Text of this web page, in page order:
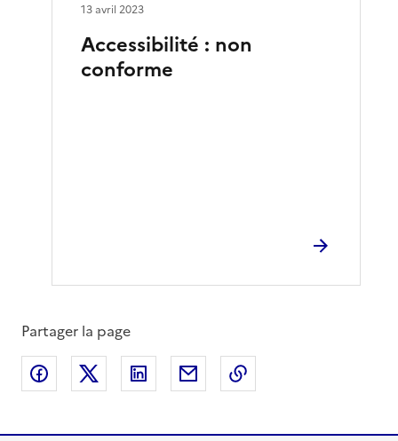
Accessibilité : non
conforme
13 avril 2023
Partager la page
Partager sur Facebook
Partager sur XPartager sur LinkedIn
Partager par email